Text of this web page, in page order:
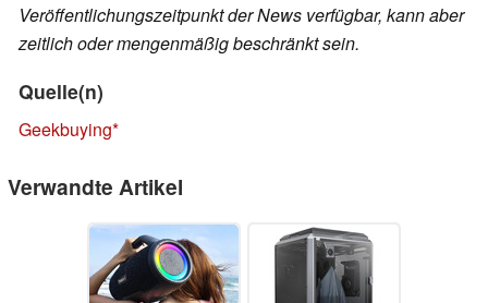
Veröffentlichungszeitpunkt der News verfügbar, kann aber
zeitlich oder mengenmäßig beschränkt sein.
Quelle(n)
Geekbuying
Verwandte Artikel